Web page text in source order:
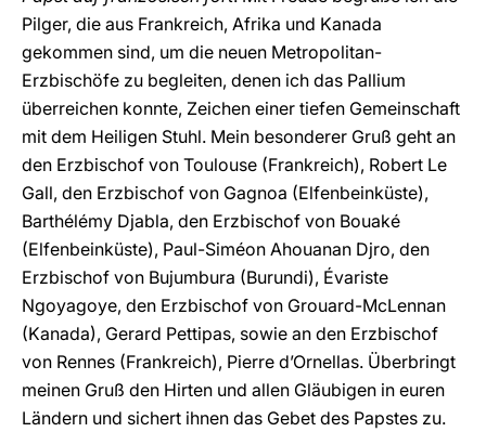
Pilger, die aus Frankreich, Afrika und Kanada
gekommen sind, um die neuen Metropolitan-
Erzbischöfe zu begleiten, denen ich das Pallium
überreichen konnte, Zeichen einer tiefen Gemeinschaft
mit dem Heiligen Stuhl. Mein besonderer Gruß geht an
den Erzbischof von Toulouse (Frankreich), Robert Le
Gall, den Erzbischof von Gagnoa (Elfenbeinküste),
Barthélémy Djabla, den Erzbischof von Bouaké
(Elfenbeinküste), Paul-Siméon Ahouanan Djro, den
Erzbischof von Bujumbura (Burundi), Évariste
Ngoyagoye, den Erzbischof von Grouard-McLennan
(Kanada), Gerard Pettipas, sowie an den Erzbischof
von Rennes (Frankreich), Pierre d’Ornellas. Überbringt
meinen Gruß den Hirten und allen Gläubigen in euren
Ländern und sichert ihnen das Gebet des Papstes zu.